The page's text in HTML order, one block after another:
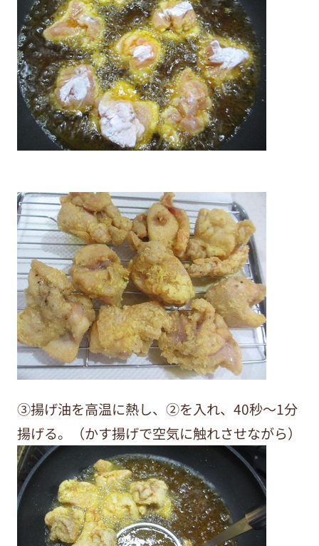
③揚げ油を高温に熱し、②を入れ、40秒〜1分
揚げる。（かす揚げで空気に触れさせながら）